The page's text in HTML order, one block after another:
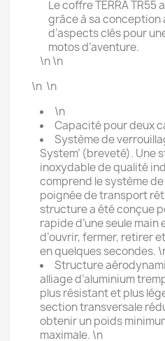
Le coffre TERRA TR55
grâce à sa conception
d’aspects clés pour
motos d’aventure.
\n \n
\n \n
\n
Capacité pour deux
Système de
System’ (breveté). Une
inoxydable de qualité
comprend le système
poignée de transport
structure a été conçue
rapide d’une seule
d’ouvrir, fermer, retirer
en quelques secondes.
Structure
alliage d’aluminium
plus résistant et plus
section transversale
obtenir un poids
maximale. \n